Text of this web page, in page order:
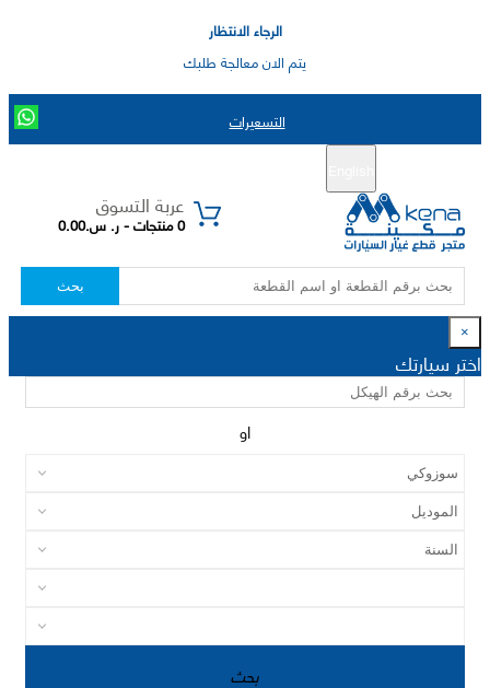
الرجاء الانتظار
يتم الان معالجة طلبك
التسعيرات
عربة التسوق
0 منتجات - ر. س.0.00
بحث
×
اختر سيارتك
او
بحث